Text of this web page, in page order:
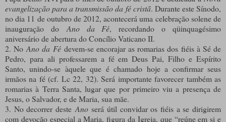
evangelização para a transmissão da fé cristã. Durante este Sínodo,
no dia 11 de outubro de 2012, acontecerá uma celebração solene de
inauguração do Ano da Fé, recordando o qüinquagésimo
aniversário de abertura do Concílio Vaticano II.
2. NoAno da Fédevem-se encorajar as romarias dos fiéis à Sé de
Pedro, para ali professarem a fé em Deus Pai, Filho e Espírito
Santo, unindo-se àquele que é chamado hoje a confirmar seus
irmãos na fé (cf. Lc 22, 32). Será importante favorecer também as
romarias à Terra Santa, lugar que por primeiro viu a presença de
Jesus, o Salvador, e de Maria, sua mãe.
3. No decorrer deste Anoserá útil convidar os fiéis a se dirigirem
com devoção especial a Maria, figura da Igreja, que “reúne em si e